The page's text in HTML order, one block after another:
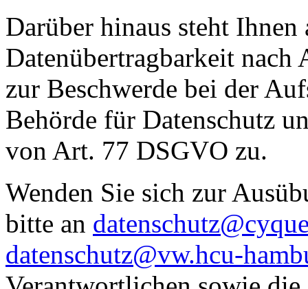
Darüber hinaus steht Ihnen
Datenübertragbarkeit nach
zur Beschwerde bei der
Behörde für Datenschutz
von Art. 77 DSGVO zu.
Wenden Sie sich zur
bitte an
datenschutz@vw.hcu-